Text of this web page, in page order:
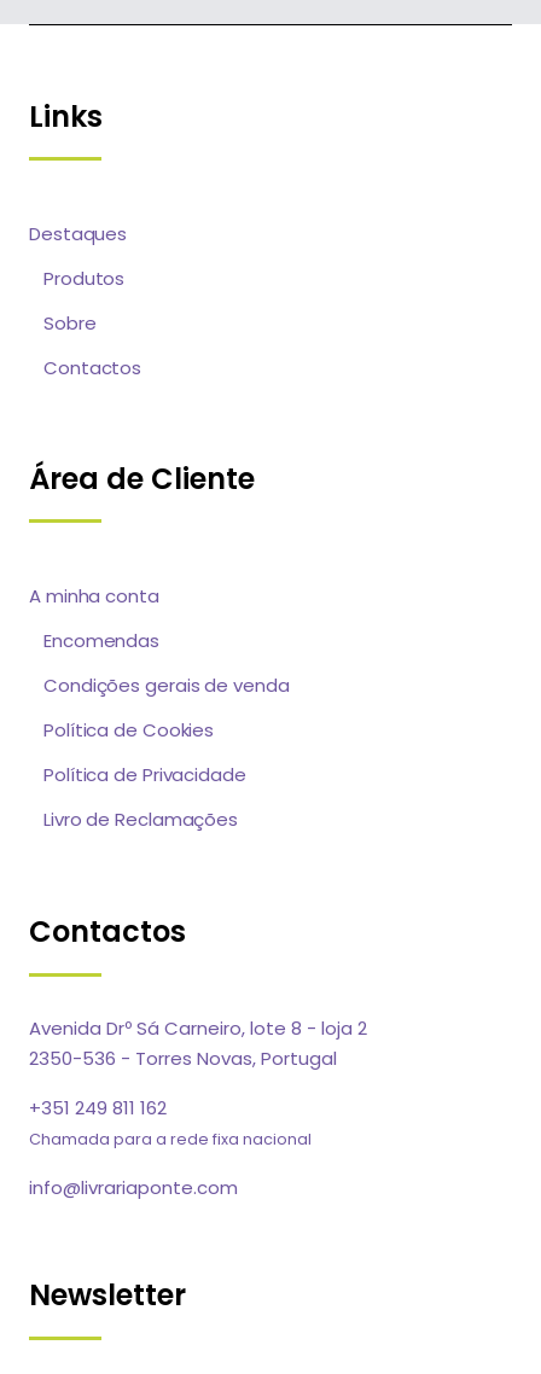
Links
Destaques
Produtos
Sobre
Contactos
Área de Cliente
A minha conta
Encomendas
Condições gerais de venda
Política de Cookies
Política de Privacidade
Livro de Reclamações
Contactos
Avenida Drº Sá Carneiro, lote 8 - loja 2
2350-536 - Torres Novas, Portugal
+351 249 811 162
Chamada para a rede fixa nacional
info@livrariaponte.com
Newsletter